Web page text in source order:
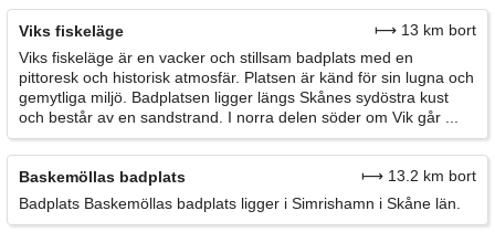
Viks fiskeläge
⟼ 13 km bort
Viks fiskeläge är en vacker och stillsam badplats med en
pittoresk och historisk atmosfär. Platsen är känd för sin lugna och
gemytliga miljö. Badplatsen ligger längs Skånes sydöstra kust
och består av en sandstrand. I norra delen söder om Vik går ...
Baskemöllas badplats
⟼ 13.2 km bort
Badplats Baskemöllas badplats ligger i Simrishamn i Skåne län.